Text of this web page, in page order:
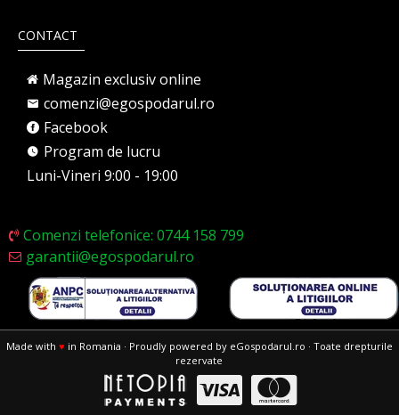
CONTACT
Magazin exclusiv online
comenzi@egospodarul.ro
Facebook
Program de lucru
Luni-Vineri 9:00 - 19:00
Comenzi telefonice: 0744 158 799
garantii@egospodarul.ro
Made with ♥ in Romania · Proudly powered by eGospodarul.ro · Toate drepturile
rezervate